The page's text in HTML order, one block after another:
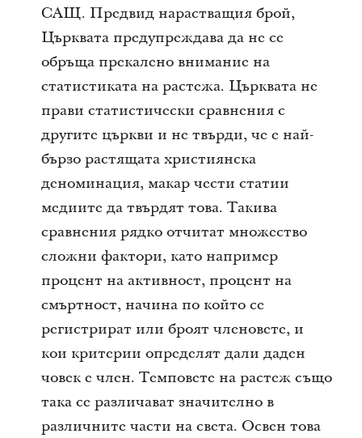
САЩ. Предвид нарастващия брой,
Църквата предупреждава да не се
обръща прекалено внимание на
статистиката на растежа. Църквата не
прави статистически сравнения с
другите църкви и не твърди, че е най-
бързо растящата християнска
деноминация, макар чести статии
медиите да твърдят това. Такива
сравнения рядко отчитат множество
сложни фактори, като например
процент на активност, процент на
смъртност, начина по който се
регистрират или броят членовете, и
кои критерии определят дали даден
човек е член. Темповете на растеж също
така се различават значително в
различните части на света. Освен това